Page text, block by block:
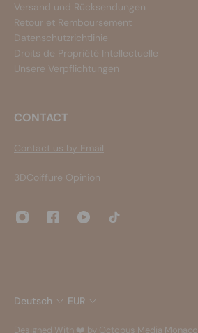
Versand und Rücksendungen
Retour et Remboursement
Datenschutzrichtlinie
Droits de Propriété Intellectuelle
Unsere Verpflichtungen
CONTACT
Contact us by Email
3DCoiffure Opinion
Deutsch EUR
Designed With ❤️ by Octopus Media Monaco